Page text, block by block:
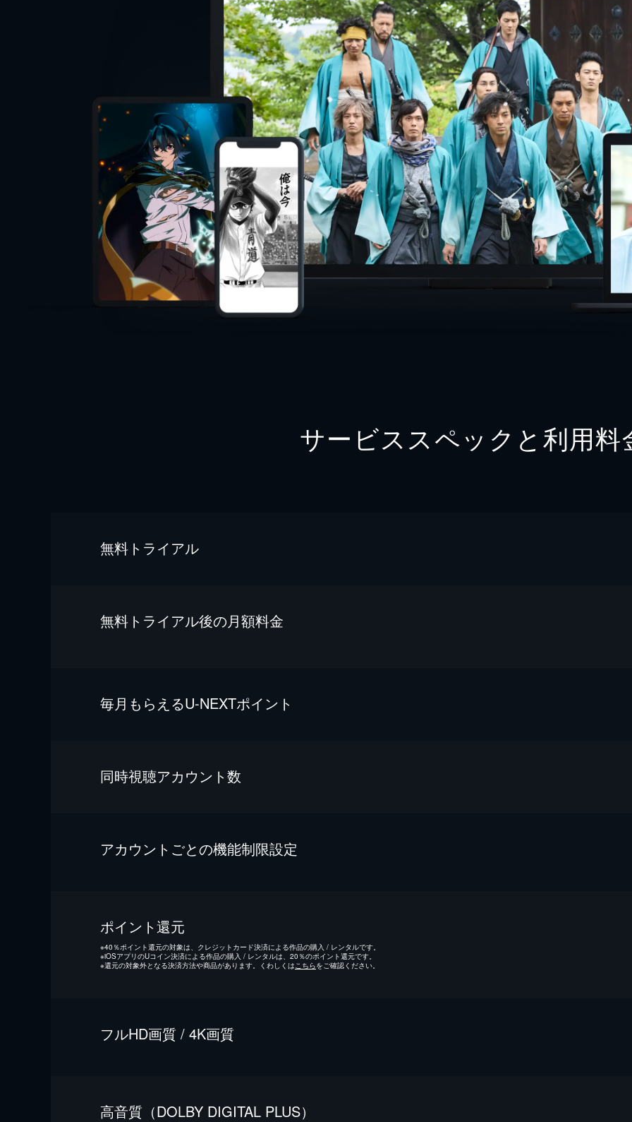
サービススペックと利用料
無料トライアル
無料トライアル後の⽉額料金
毎⽉もらえるU-NEXTポイント
同時視聴アカウント数
アカウントごとの機能制限設定
ポイント還元
※40％ポイント還元の対象は、クレジットカード決済による作品の購入 / レンタルです。
※iOSアプリのUコイン決済による作品の購入 / レンタルは、20％のポイント還元です。
※還元の対象外となる決済方法や商品があります。くわしくは こちらをご確認ください。
フルHD画質 / 4K画質
⾼⾳質（DOLBY DIGITAL PLUS）